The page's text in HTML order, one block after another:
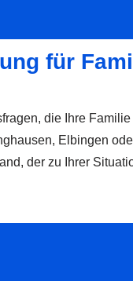
für
die Ihre
Elbingen
der zu Ihrer